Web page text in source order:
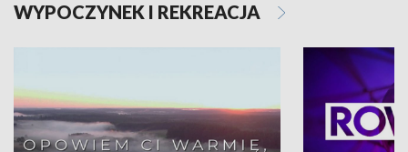
WYPOCZYNEK I REKREACJA